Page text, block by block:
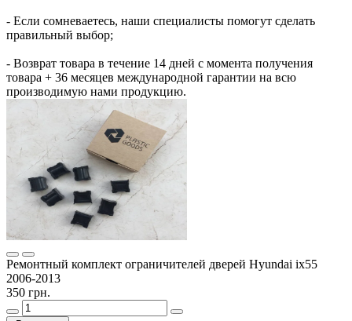
- Если сомневаетесь, наши специалисты помогут сделать
правильный выбор;
- Возврат товара в течение 14 дней с момента получения
товара + 36 месяцев международной гарантии на всю
производимую нами продукцию.
Ремонтный комплект ограничителей дверей Hyundai ix55
2006-2013
350 грн.